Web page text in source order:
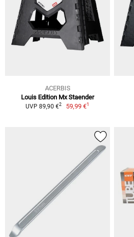
ACERBIS
Louis Edition Mx Staender
UVP 89,90 €2 59,99 €1